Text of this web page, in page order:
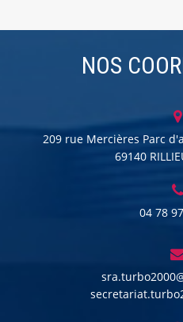
NOS
209 rue Mercières Parc
69140
04 78